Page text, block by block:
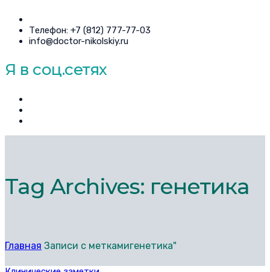
Телефон: +7 (812) 777-77-03
info@doctor-nikolskiy.ru
Я в соц.сетях
Tag Archives: генетика
Главная Записи с меткамигенетика"